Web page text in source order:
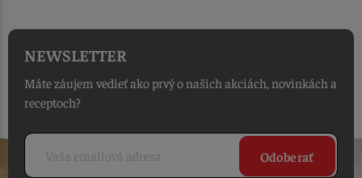
NEWSLETTER
Máte záujem vedieť ako prvý o našich akciách, novinkách a
receptoch?
Odoberať